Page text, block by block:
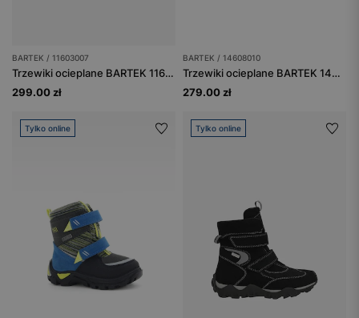
BARTEK / 11603007
Trzewiki ocieplane BARTEK 11603007, czarno-niebieski
299.00 zł
BARTEK / 14608010
Trzewiki ocieplane BARTEK 14608010, zielony
279.00 zł
Tylko online Tylko online